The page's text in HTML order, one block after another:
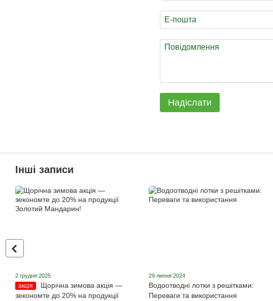
Надіслати
Інші записи
2 грудня 2025
акція
Щорічна зимова акція ―
зекономте до 20% на продукції
29 липня 2024
Водоотводні лотки з решітками:
Переваги та використання